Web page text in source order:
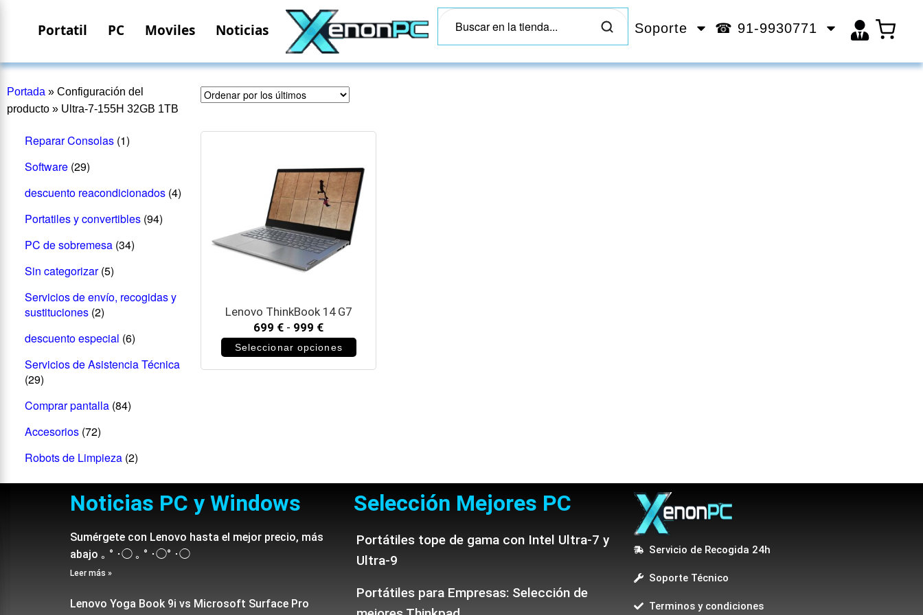
Portatil PC Moviles Noticias Soporte ☎ 91-9930771
Portada » Configuración del
producto » Ultra-7-155H 32GB 1TB
Reparar Consolas (1)
Software (29)
descuento reacondicionados (4)
Portatiles y convertibles (94)
PC de sobremesa (34)
Sin categorizar (5)
Servicios de envío, recogidas y
sustituciones (2)
descuento especial (6)
Servicios de Asistencia Técnica
(29)
Comprar pantalla (84)
Accesorios (72)
Robots de Limpieza (2)
Lenovo ThinkBook 14 G7
699 € - 999 €
Seleccionar opciones
Noticias PC y Windows
Sumérgete con Lenovo hasta el mejor precio, más
abajo ｡ ° ･◯ ｡ ° ･◯° ･◯
Leer más »
Lenovo Yoga Book 9i vs Microsoft Surface Pro
Selección Mejores PC
Portátiles tope de gama con Intel Ultra-7 y
Ultra-9
Portátiles para Empresas: Selección de
Servicio de Recogida 24h
Soporte Técnico
Terminos y condiciones